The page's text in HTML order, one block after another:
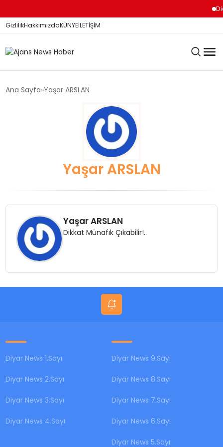
GizlilikHakkımızdaKÜNYEİLETİŞİM
KÖŞE YAZILARI
EKONOMİ
EĞİTİM
SPOR
Ana Sayfa Yaşar ARSLAN
Yaşar ARSLAN
Yaşar ARSLAN
Dikkat Münafık Çıkabilir!..
Diyar News 1.Sayı
Diyar News 2.Sayı
Diyar News 3.Sayı
Diyar News 4.Sayı
Diyar News 9.Sayı
Diyar News 8.Sayı
Diyar News 7.Sayı
Diyar News 6.Sayı
Diyar News 5.Sayı